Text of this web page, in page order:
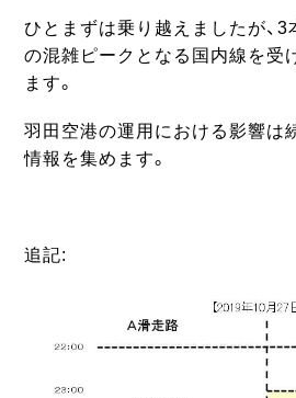
ひとまずは乗り越えましたが、3
の混雑ピークとなる国内線を受
ます。
羽田空港の運用における影響は
情報を集めます。
追記: